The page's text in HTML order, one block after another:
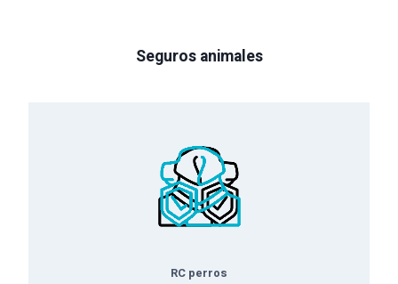
Seguros animales
RC perros